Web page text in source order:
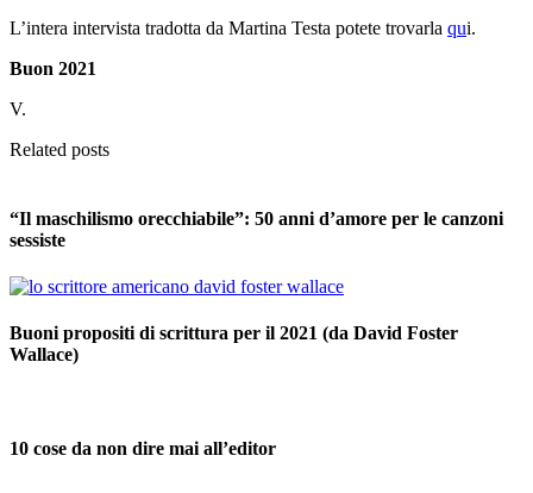
L’intera intervista tradotta da Martina Testa potete trovarla qui.
Buon 2021
V.
Related posts
“Il maschilismo orecchiabile”: 50 anni d’amore per le canzoni
sessiste
Buoni propositi di scrittura per il 2021 (da David Foster
Wallace)
10 cose da non dire mai all’editor